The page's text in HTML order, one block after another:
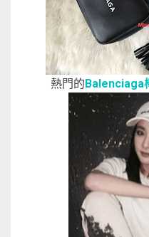
熱門的Balenciaga